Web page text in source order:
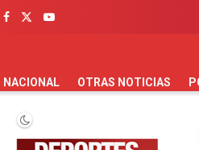
PORTADA
NACIONAL OTRAS NOTICIAS